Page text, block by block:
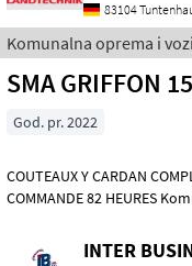
83104
Komunalna oprema i
SMA GRIFFON
God. pr. 2022
COUTEAUX Y CARDAN
INTER